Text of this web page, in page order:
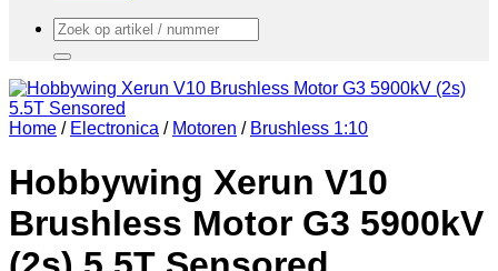
Zoeken
naar:
Home / Electronica / Motoren / Brushless 1:10
Hobbywing Xerun V10
Brushless Motor G3 5900kV